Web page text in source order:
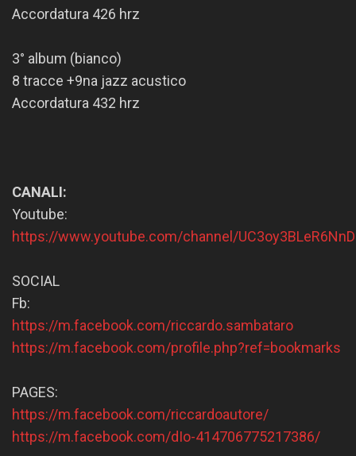
Accordatura 426 hrz
3° album (bianco)
8 tracce +9na jazz acustico
Accordatura 432 hrz
CANALI:
Youtube:
https://www.youtube.com/channel/
SOCIAL
Fb:
https://m.facebook.com/riccardo.sambataro
https://m.facebook.com/profile.php?ref=bookmarks
PAGES:
https://m.facebook.com/riccardoautore/
https://m.facebook.com/dIo-414706775217386/